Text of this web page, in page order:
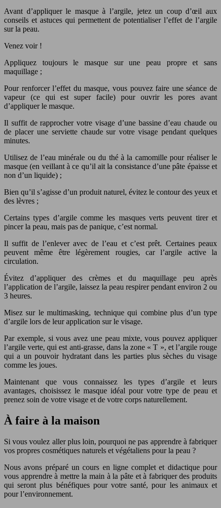
Avant d’appliquer le masque à l’argile, jetez un coup d’œil aux
conseils et astuces qui permettent de potentialiser l’effet de l’argile
sur la peau.
Venez voir !
Appliquez toujours le masque sur une peau propre et sans
maquillage ;
Pour renforcer l’effet du masque, vous pouvez faire une séance de
vapeur (ce qui est super facile) pour ouvrir les pores avant
d’appliquer le masque.
Il suffit de rapprocher votre visage d’une bassine d’eau chaude ou
de placer une serviette chaude sur votre visage pendant quelques
minutes.
Utilisez de l’eau minérale ou du thé à la camomille pour réaliser le
masque (en veillant à ce qu’il ait la consistance d’une pâte épaisse et
non d’un liquide) ;
Bien qu’il s’agisse d’un produit naturel, évitez le contour des yeux et
des lèvres ;
Certains types d’argile comme les masques verts peuvent tirer et
pincer la peau, mais pas de panique, c’est normal.
Il suffit de l’enlever avec de l’eau et c’est prêt. Certaines peaux
peuvent même être légèrement rougies, car l’argile active la
circulation.
Évitez d’appliquer des crèmes et du maquillage peu après
l’application de l’argile, laissez la peau respirer pendant environ 2 ou
3 heures.
Misez sur le multimasking, technique qui combine plus d’un type
d’argile lors de leur application sur le visage.
Par exemple, si vous avez une peau mixte, vous pouvez appliquer
l’argile verte, qui est anti-grasse, dans la zone « T », et l’argile rouge
qui a un pouvoir hydratant dans les parties plus sèches du visage
comme les joues.
Maintenant que vous connaissez les types d’argile et leurs
avantages, choisissez le masque idéal pour votre type de peau et
prenez soin de votre visage et de votre corps naturellement.
À faire à la maison
Si vous voulez aller plus loin, pourquoi ne pas apprendre à fabriquer
vos propres cosmétiques naturels et végétaliens pour la peau ?
Nous avons préparé un cours en ligne complet et didactique pour
vous apprendre à mettre la main à la pâte et à fabriquer des produits
qui seront plus bénéfiques pour votre santé, pour les animaux et
pour l’environnement.